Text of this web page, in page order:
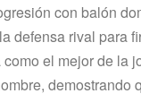
con balón
defensa rival para
el mejor de la
demostrando